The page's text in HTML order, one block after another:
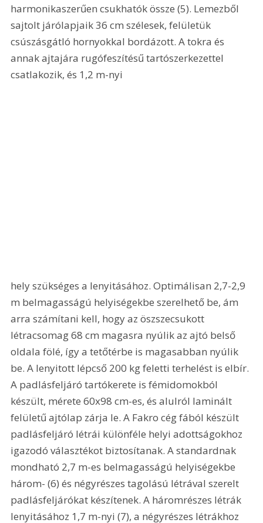
harmonikaszerűen csukhatók össze (5). Lemezből
sajtolt járólapjaik 36 cm szélesek, felületük
csúszásgátló hornyokkal bordázott. A tokra és
annak ajtajára rugófeszítésű tartószerkezettel
csatlakozik, és 1,2 m-nyi
hely szükséges a lenyitásához. Optimálisan 2,7-2,9
m belmagasságú helyiségekbe szerelhető be, ám
arra számítani kell, hogy az öszszecsukott
létracsomag 68 cm magasra nyúlik az ajtó belső
oldala fölé, így a tetőtérbe is magasabban nyúlik
be. A lenyitott lépcső 200 kg feletti terhelést is elbír.
A padlásfeljáró tartókerete is fémidomokból
készült, mérete 60x98 cm-es, és alulról laminált
felületű ajtólap zárja le. A Fakro cég fából készült
padlásfeljáró létrái különféle helyi adottságokhoz
igazodó választékot biztosítanak. A standardnak
mondható 2,7 m-es belmagasságú helyiségekbe
három- (6) és négyrészes tagolású létrával szerelt
padlásfeljárókat készítenek. A háromrészes létrák
lenyitásához 1,7 m-nyi (7), a négyrészes létrákhoz